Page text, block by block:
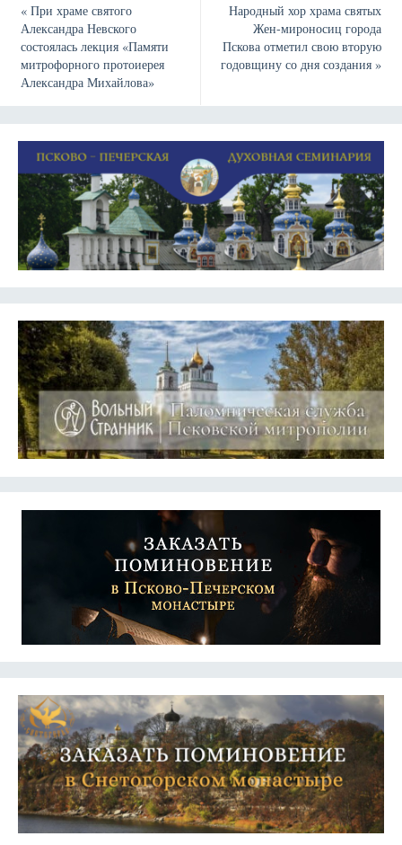
«При храме святого
Александра Невского
состоялась лекция «Памяти
митрофорного протоиерея
Александра Михайлова»
Народный хор храма святых
Жен-мироносиц города
Пскова отметил свою вторую
годовщину со дня создания»